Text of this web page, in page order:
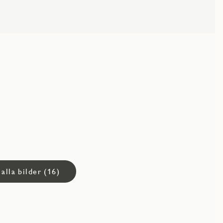
alla bilder (16)